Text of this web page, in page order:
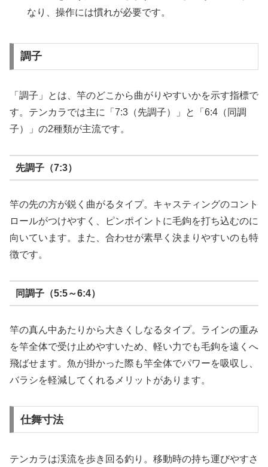
なり、操作には慣れが必要です。
調子
「調子」とは、竿のどこから曲がりやすいかを示す指標で
す。テンカラでは主に「7:3（先調子）」と「6:4（同調
子）」の2種類が主流です。
先調子（7:3）
竿の先の方が鋭く曲がるタイプ。キャスティングのコント
ロールがつけやすく、ピンポイントに毛鉤を打ち込むのに
向いています。また、合わせが素早く決まりやすいのも特
徴です。
同調子（5:5～6:4）
竿の真ん中あたりから大きくしなるタイプ。ラインの重み
を竿全体で受け止めやすいため、軽い力でも毛鉤を遠くへ
飛ばせます。魚が掛かった際も竿全体でパワーを吸収し、
バラシを軽減してくれるメリットがあります。
仕舞寸法
テンカラは渓流を歩き回る釣り。移動時の持ち運びやすさ